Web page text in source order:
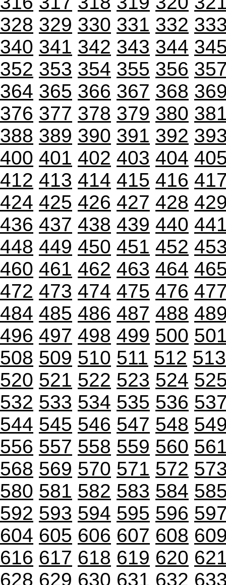
328 329 330 331 332
340 341 342 343 344
352 353 354 355 356
364 365 366 367 368
376 377 378 379 380
388 389 390 391 392
400 401 402 403 404
412 413 414 415 416
424 425 426 427 428
436 437 438 439 440
448 449 450 451 452
460 461 462 463 464
472 473 474 475 476
484 485 486 487 488
496 497 498 499 500
508 509 510 511 512 513
520 521 522 523 524
532 533 534 535 536
544 545 546 547 548
556 557 558 559 560
568 569 570 571 572
580 581 582 583 584
592 593 594 595 596
604 605 606 607 608
616 617 618 619 620
628 629 630 631 632